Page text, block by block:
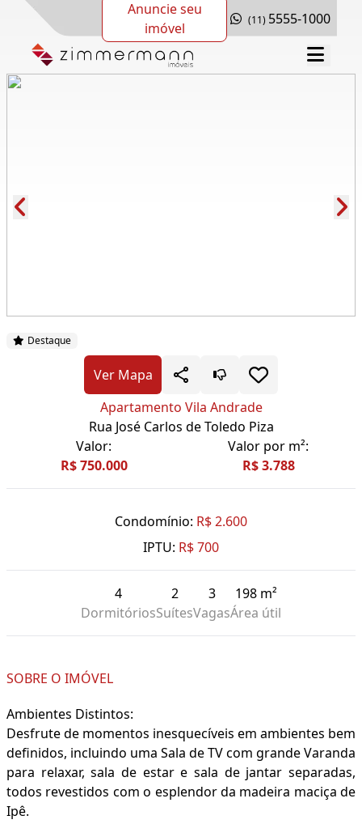
Anuncie seu
imóvel
(11) 5555-1000
Destaque
Ver Mapa
Apartamento Vila Andrade
Rua José Carlos de Toledo Piza
Valor:
R$ 750.000
Valor por m²:
R$ 3.788
Condomínio: R$ 2.600
IPTU: R$ 700
4
Dormitórios
2
Suítes
3
Vagas
198 m²
Área útil
SOBRE O IMÓVEL
Ambientes Distintos:
Desfrute de momentos inesquecíveis em ambientes bem
definidos, incluindo uma Sala de TV com grande Varanda
para relaxar, sala de estar e sala de jantar separadas,
todos revestidos com o esplendor da madeira maciça de
Ipê.